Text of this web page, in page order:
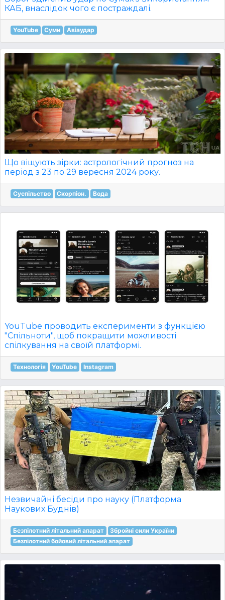
КАБ, внаслідок чого є постраждалі.
YouTube Суми Авіаудар
Що віщують зірки: астрологічний прогноз на
період з 23 по 29 вересня 2024 року.
Суспільство Скорпіон. Вода
YouTube проводить експерименти з функцією
"Спільноти", щоб покращити можливості
спілкування на своїй платформі.
Технологія YouTube Instagram
Незвичайні бесіди про науку (Платформа
Наукових Буднів)
Безпілотний літальний апарат
Збройні сили України
Безпілотний бойовий літальний апарат